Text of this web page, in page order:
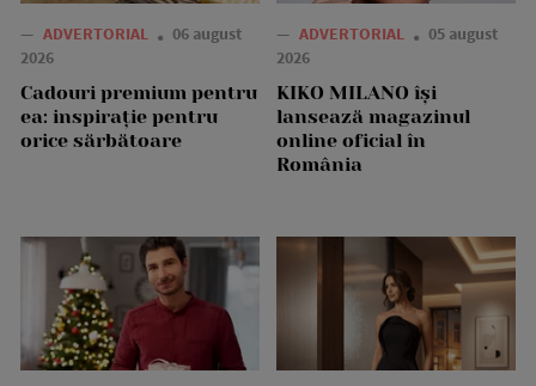
— ADVERTORIAL
06 august
2026
Cadouri premium pentru
ea: inspirație pentru
orice sărbătoare
— ADVERTORIAL
05 august
2026
KIKO MILANO își
lansează magazinul
online oficial în
România